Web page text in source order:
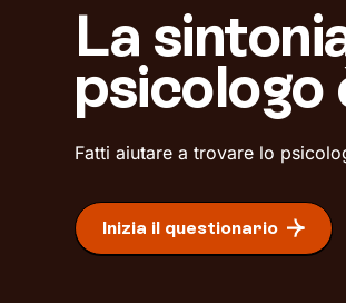
La
psicologo
Fatti aiutare a trovare lo
Inizia il questionario